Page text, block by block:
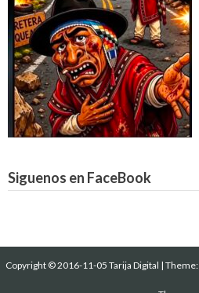
Siguenos en FaceBook
Copyright © 2016-11-05 Tarija Digital | Theme: